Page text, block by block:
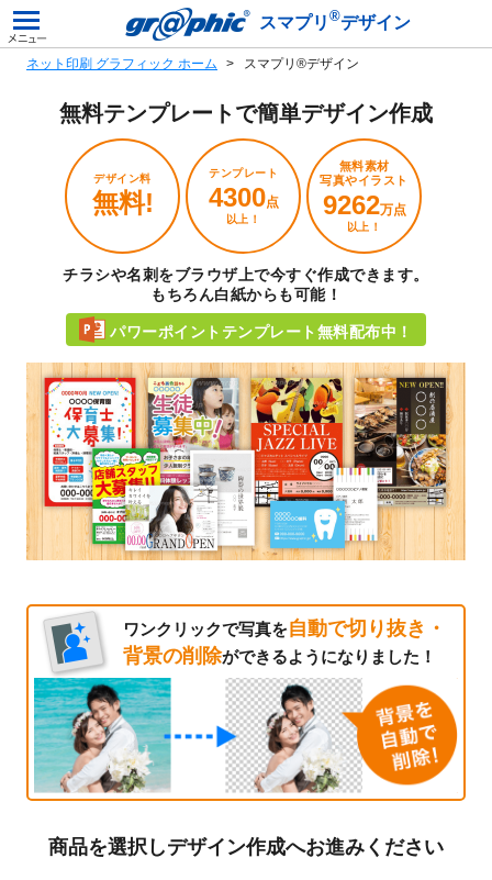
スマプリ ®デザイン
ネット印刷 グラフィック ホーム スマプリ®デザイン
無料テンプレートで簡単デザイン作成
デザイン料
無料!
テンプレート
4300点
以上！
無料素材
写真やイラスト
9262万点
以上！
チラシや名刺をブラウザ上で今すぐ作成できます。
もちろん白紙からも可能！
パワーポイントテンプレート無料配布中！
ワンクリックで写真を自動で切り抜き・
背景の削除ができるようになりました！
商品を選択しデザイン作成へお進みください